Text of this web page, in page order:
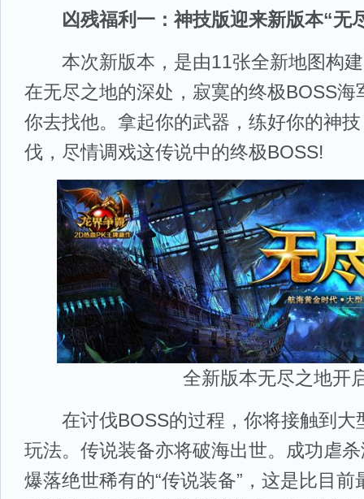
凶残福利一：神技版迎来新版本“无
本次新版本，是由11张全新地图构建
在无尽之地的深处，寂寞的终极BOSS海
你去找他。拿起你的武器，练好你的神
伐，尽情调戏这传说中的终极BOSS!
全新版本无尽之地开
在讨伐BOSS的过程，你将接触到大
玩法。传说装备亦将破海出世。成功虐
爆落绝世稀有的“传说装备”，这是比目